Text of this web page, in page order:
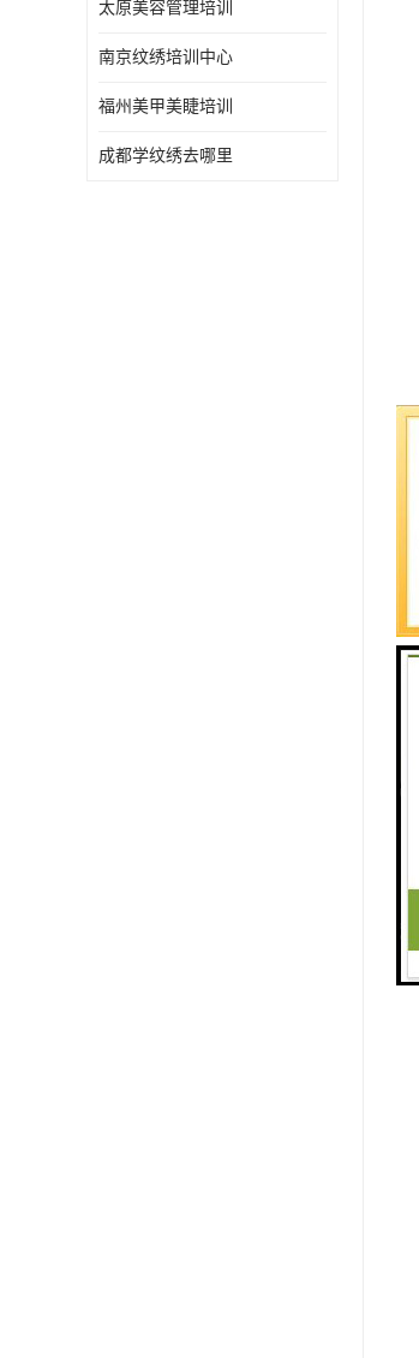
太原美容管理培训
南京纹绣培训中心
福州美甲美睫培训
成都学纹绣去哪里